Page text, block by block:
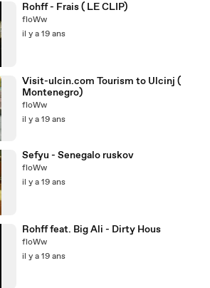
Rohff - Frais ( LE CLIP)
floWw
il y a 19 ans
Visit-ulcin.com Tourism to Ulcinj (
Montenegro)
floWw
il y a 19 ans
Sefyu - Senegalo ruskov
floWw
il y a 19 ans
Rohff feat. Big Ali - Dirty Hous
floWw
il y a 19 ans